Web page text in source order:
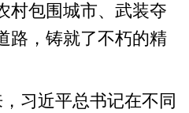
村包围城市、武装夺
路，铸就了不朽的精
近平总书记在不同